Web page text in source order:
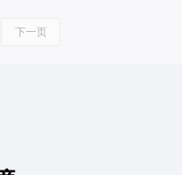
屏结构（如P+G、G+G、
下一页